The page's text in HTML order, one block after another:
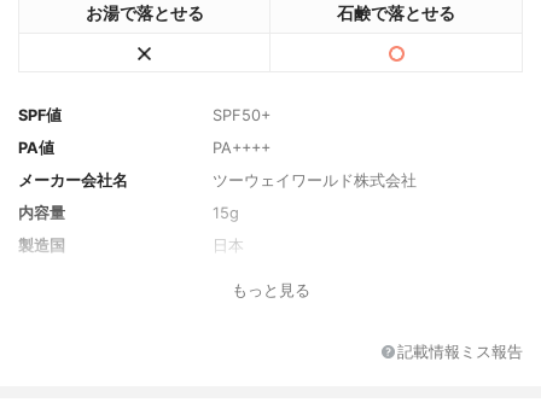
お湯で落とせる 石鹸で落とせる
SPF値
SPF50+
PA値
PA++++
メーカー会社名
ツーウェイワールド株式会社
内容量
15g
製造国
日本
ポリメチルシルセスキオキサン、イソノナ
もっと見る
記載情報ミス報告